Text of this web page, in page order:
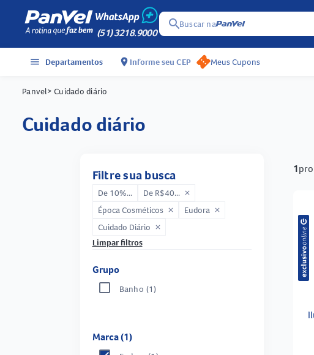
(51) 3218.9000
searchBuscar na
menu Departamentos location_on Informe seu CEP Meus Cupons
Panvel> Cuidado diário
cuidado diário
Filtre sua busca
De 10%... De R$40... close
Época Cosméticos close Eudora close
Cuidado Diário close
Limpar filtros
Grupo
Banho (1)
Marca (1)
1